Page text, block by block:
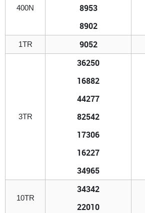
400N
8953
8902
1TR 9052
3TR
36250
16882
44277
82542
17306
16227
34965
10TR
34342
22010